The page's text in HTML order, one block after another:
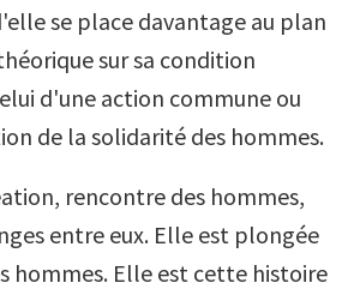
se place davantage au plan
sur sa condition
d'une action commune ou
de la solidarité des hommes.
rencontre des hommes,
entre eux. Elle est plongée
hommes. Elle est cette histoire